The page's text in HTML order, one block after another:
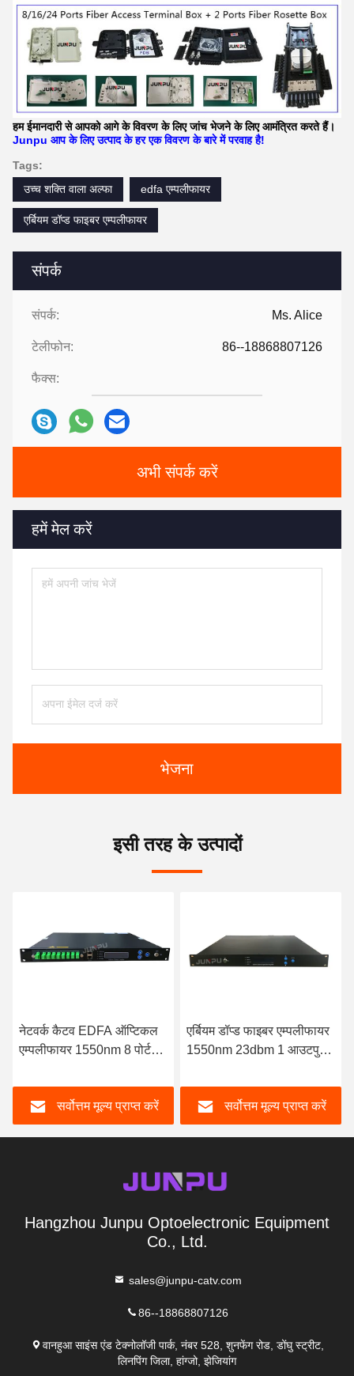
संपर्क
संपर्क: Ms. Alice
टेलीफोन: 86--18868807126
फैक्स:
अभी संपर्क करें
हमें मेल करें
भेजना
हम ईमानदारी से आपको आगे के विवरण के लिए जांच भेजने के लिए आमंत्रित करते हैं।
Junpu आप के लिए उत्पाद के हर एक विवरण के बारे में परवाह है!
Tags:
उच्च शक्ति वाला अल्फा
edfa एम्पलीफायर
एर्बियम डॉप्ड फाइबर एम्पलीफायर
इसी तरह के उत्पादों
नेटवर्क कैटव EDFA ऑप्टिकल
एम्पलीफायर 1550nm 8 पोर्ट
सर्वोत्तम मूल्य प्राप्त करें
एर्बियम डॉप्ड फाइबर एम्पलीफायर
1550nm 23dbm 1 आउटपुट
सर्वोत्तम मूल्य प्राप्त करें
Hangzhou Junpu Optoelectronic Equipment
Co., Ltd.
sales@junpu-catv.com
86--18868807126
वानहुआ साइंस एंड टेक्नोलॉजी पार्क, नंबर 528, शुनफेंग रोड, डोंघु स्ट्रीट,
लिनपिंग जिला, हांग्जो, झेजियांग